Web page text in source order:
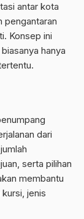
antar kota
pengantaran
Konsep ini
hanya
dari
serta pilihan
membantu
jenis